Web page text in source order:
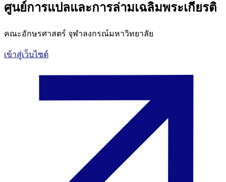
ศูนย์การแปลและการล่ามเฉลิมพระเกียรติ
คณะอักษรศาสตร์ จุฬาลงกรณ์มหาวิทยาลัย
เข้าสู่เว็บไซต์